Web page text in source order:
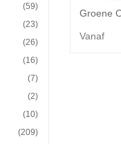
(59)
(23)
(26)
(16)
(7)
(2)
(10)
(209)
Vanaf